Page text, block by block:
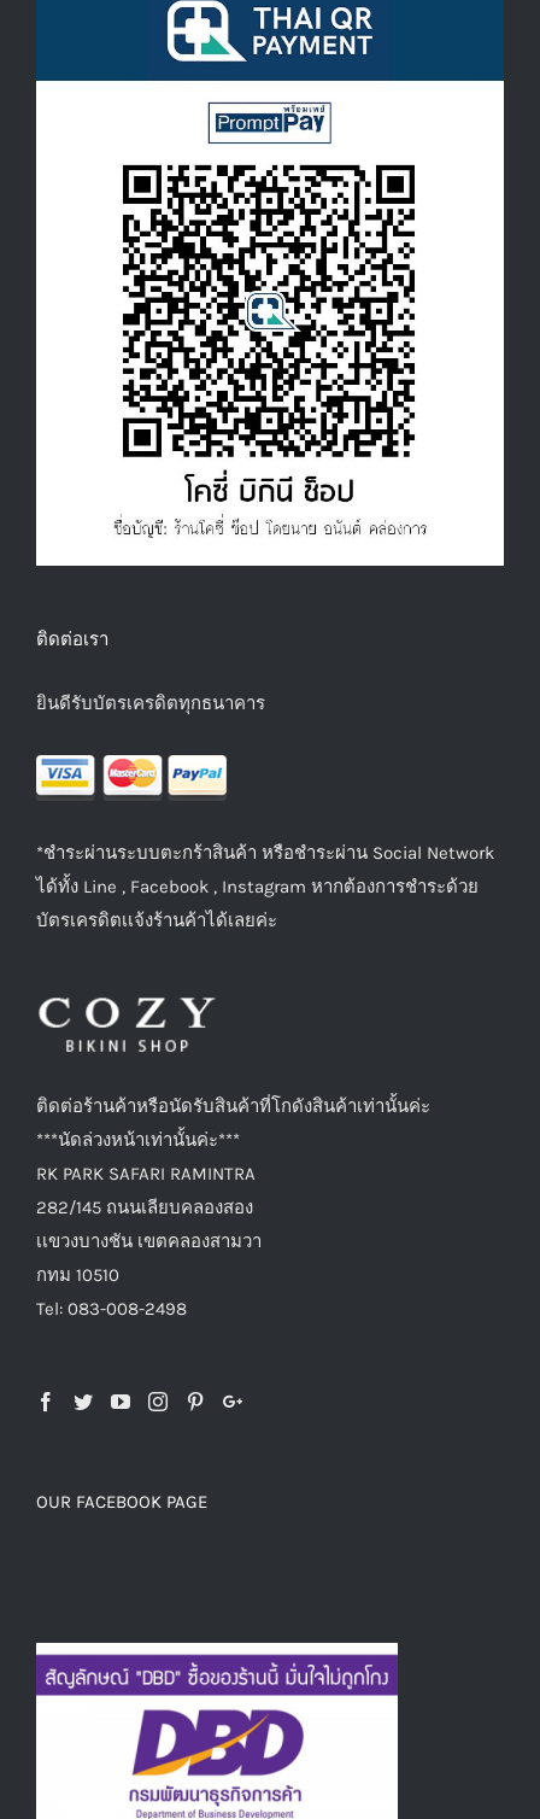
ติดต่อเรา
ยินดีรับบัตรเครดิตทุกธนาคาร
*ชำระผ่านระบบตะกร้าสินค้า หรือชำระผ่าน Social Network
ได้ทั้ง Line , Facebook , Instagram หากต้องการชำระด้วย
บัตรเครดิตเเจ้งร้านค้าได้เลยค่ะ
ติดต่อร้านค้าหรือนัดรับสินค้าที่โกดังสินค้าเท่านั้นค่ะ
***นัดล่วงหน้าเท่านั้นค่ะ***
RK PARK SAFARI RAMINTRA
282/145 ถนนเลียบคลองสอง
เเขวงบางชัน เขตคลองสามวา
กทม 10510
Tel: 083-008-2498
OUR FACEBOOK PAGE